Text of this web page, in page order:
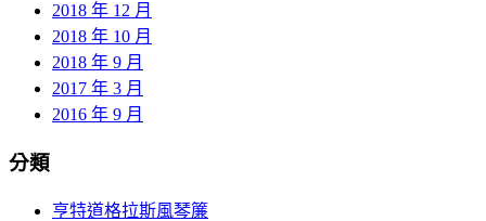
2018 年 12 月
2018 年 10 月
2018 年 9 月
2017 年 3 月
2016 年 9 月
分類
亨特道格拉斯風琴簾